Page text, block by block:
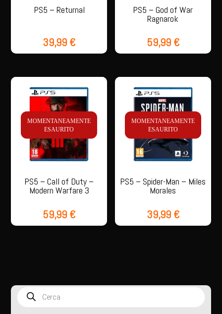
PS5 – Returnal
39,99 €
PS5 – God of War
Ragnarok
59,99 €
MOMENTANEAMENTE
ESAURITO
PS5 – Call of Duty –
Modern Warfare 3
59,99 €
MOMENTANEAMENTE
ESAURITO
PS5 – Spider-Man – Miles
Morales
39,99 €
Products
search